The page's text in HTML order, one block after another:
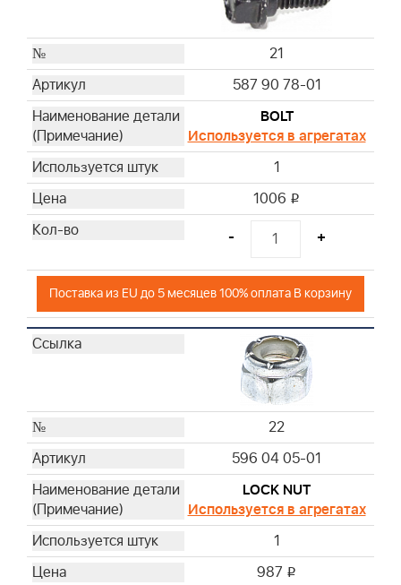
21
587 90 78-01
BOLT
Используется в агрегатах
1
1006 i
- +
Поставка из EU до 5 месяцев 100% оплата В корзину
22
596 04 05-01
LOCK NUT
Используется в агрегатах
1
987 i